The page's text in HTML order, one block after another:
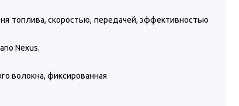
топлива, скоростью, передачей, эффективностью
Nexus.
волокна, фиксированная